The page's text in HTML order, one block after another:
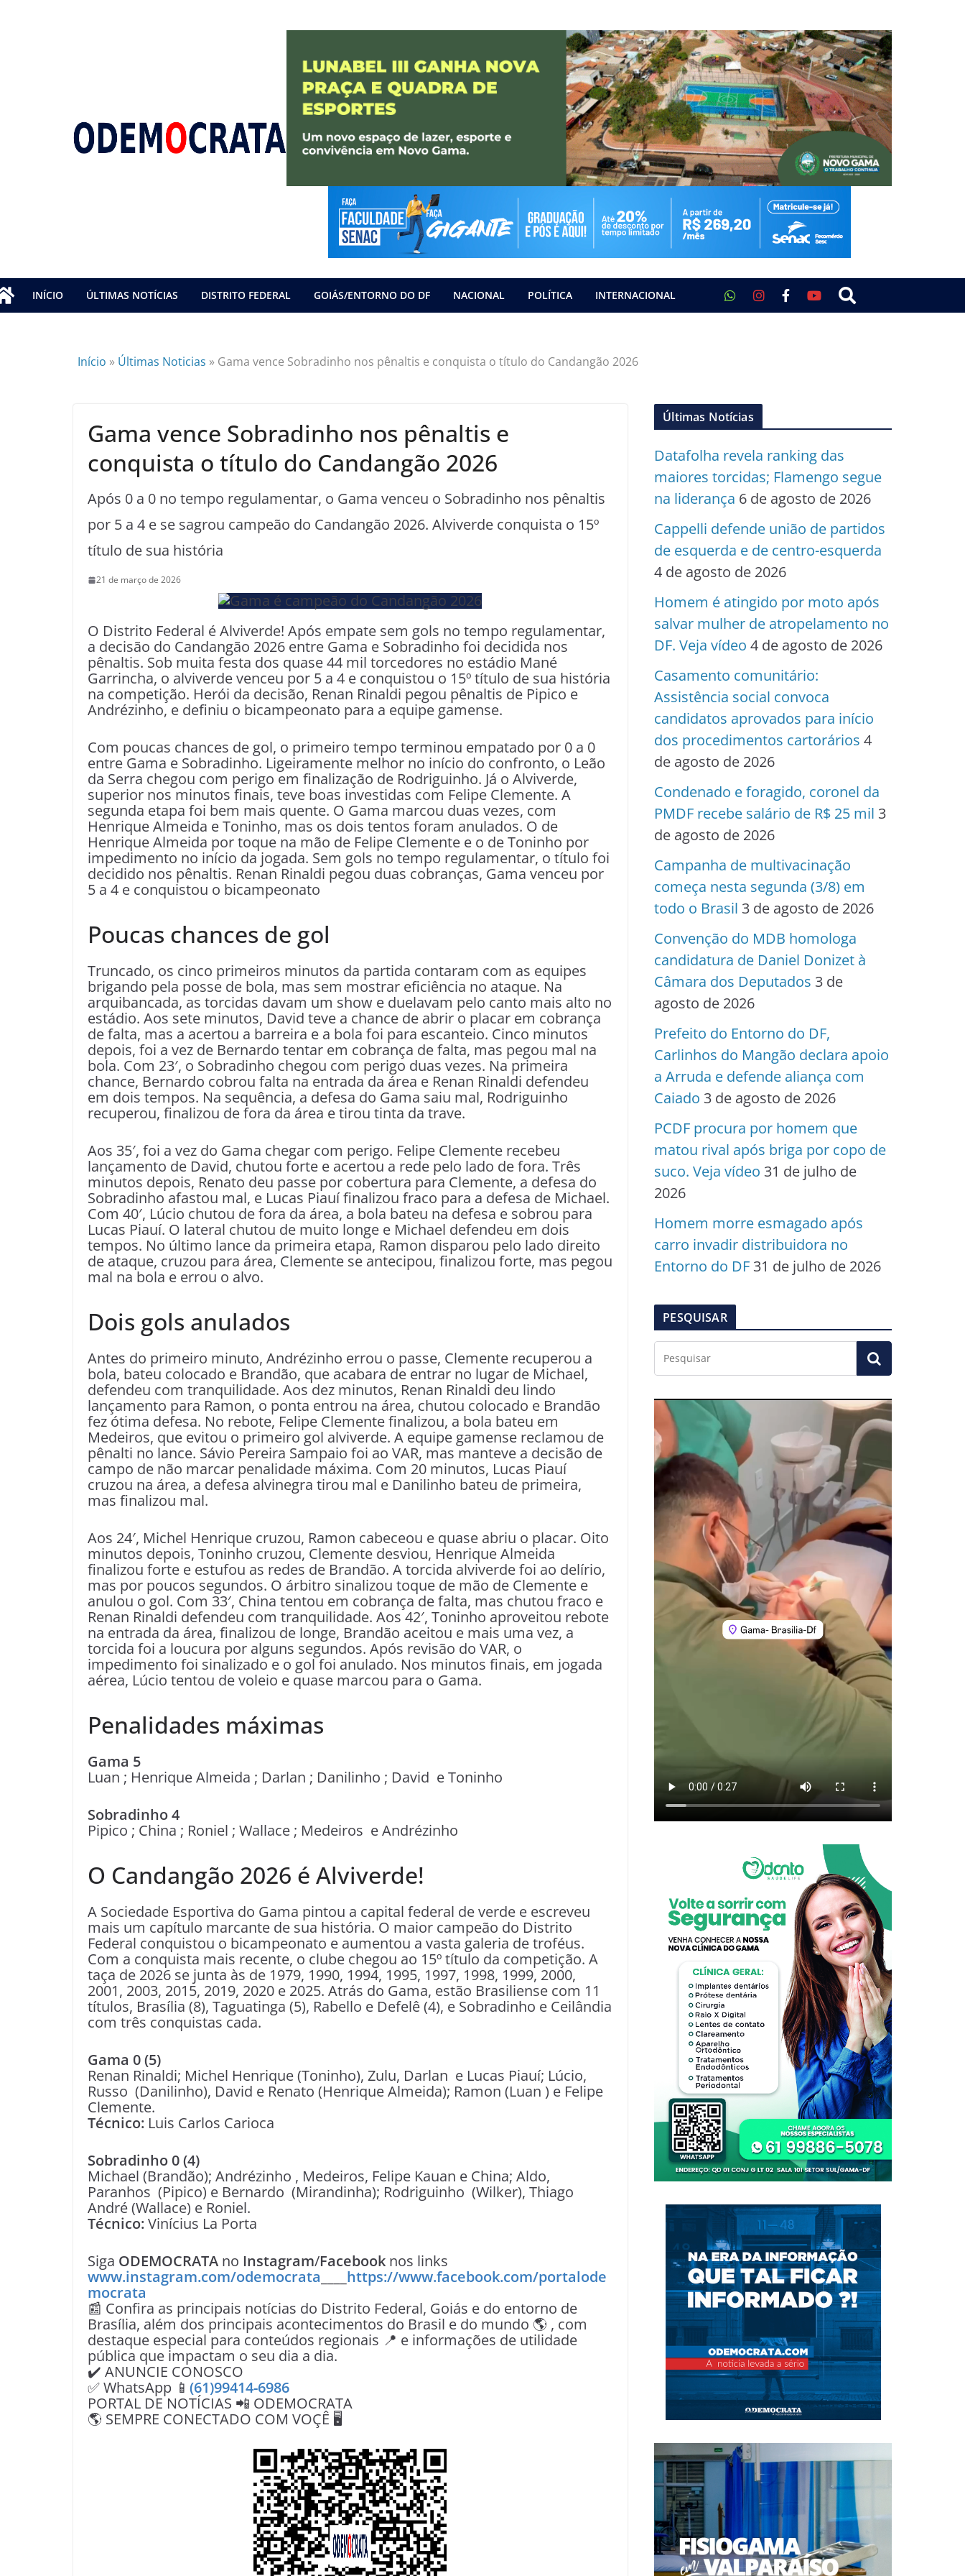
INÍCIO ÚLTIMAS NOTÍCIAS DISTRITO FEDERAL GOIÁS/ENTORNO DO DF NACIONAL POLÍTICA INTERNACIONAL
Início » Últimas Noticias » Gama vence Sobradinho nos pênaltis e conquista o título do Candangão 2026
Gama vence Sobradinho nos pênaltis e
conquista o título do Candangão 2026
Após 0 a 0 no tempo regulamentar, o Gama venceu o Sobradinho nos pênaltis
por 5 a 4 e se sagrou campeão do Candangão 2026. Alviverde conquista o 15º
título de sua história
21 de março de 2026
O Distrito Federal é Alviverde! Após empate sem gols no tempo regulamentar,
a decisão do Candangão 2026 entre Gama e Sobradinho foi decidida nos
pênaltis. Sob muita festa dos quase 44 mil torcedores no estádio Mané
Garrincha, o alviverde venceu por 5 a 4 e conquistou o 15º título de sua história
na competição. Herói da decisão, Renan Rinaldi pegou pênaltis de Pipico e
Andrézinho, e definiu o bicampeonato para a equipe gamense.
Com poucas chances de gol, o primeiro tempo terminou empatado por 0 a 0
entre Gama e Sobradinho. Ligeiramente melhor no início do confronto, o Leão
da Serra chegou com perigo em finalização de Rodriguinho. Já o Alviverde,
superior nos minutos finais, teve boas investidas com Felipe Clemente. A
segunda etapa foi bem mais quente. O Gama marcou duas vezes, com
Henrique Almeida e Toninho, mas os dois tentos foram anulados. O de
Henrique Almeida por toque na mão de Felipe Clemente e o de Toninho por
impedimento no início da jogada. Sem gols no tempo regulamentar, o título foi
decidido nos pênaltis. Renan Rinaldi pegou duas cobranças, Gama venceu por
5 a 4 e conquistou o bicampeonato
Poucas chances de gol
Truncado, os cinco primeiros minutos da partida contaram com as equipes
brigando pela posse de bola, mas sem mostrar eficiência no ataque. Na
arquibancada, as torcidas davam um show e duelavam pelo canto mais alto no
estádio. Aos sete minutos, David teve a chance de abrir o placar em cobrança
de falta, mas a acertou a barreira e a bola foi para escanteio. Cinco minutos
depois, foi a vez de Bernardo tentar em cobrança de falta, mas pegou mal na
bola. Com 23′, o Sobradinho chegou com perigo duas vezes. Na primeira
chance, Bernardo cobrou falta na entrada da área e Renan Rinaldi defendeu
em dois tempos. Na sequência, a defesa do Gama saiu mal, Rodriguinho
recuperou, finalizou de fora da área e tirou tinta da trave.
Aos 35′, foi a vez do Gama chegar com perigo. Felipe Clemente recebeu
lançamento de David, chutou forte e acertou a rede pelo lado de fora. Três
minutos depois, Renato deu passe por cobertura para Clemente, a defesa do
Sobradinho afastou mal, e Lucas Piauí finalizou fraco para a defesa de Michael.
Com 40′, Lúcio chutou de fora da área, a bola bateu na defesa e sobrou para
Lucas Piauí. O lateral chutou de muito longe e Michael defendeu em dois
tempos. No último lance da primeira etapa, Ramon disparou pelo lado direito
de ataque, cruzou para área, Clemente se antecipou, finalizou forte, mas pegou
mal na bola e errou o alvo.
Dois gols anulados
Antes do primeiro minuto, Andrézinho errou o passe, Clemente recuperou a
bola, bateu colocado e Brandão, que acabara de entrar no lugar de Michael,
defendeu com tranquilidade. Aos dez minutos, Renan Rinaldi deu lindo
lançamento para Ramon, o ponta entrou na área, chutou colocado e Brandão
fez ótima defesa. No rebote, Felipe Clemente finalizou, a bola bateu em
Medeiros, que evitou o primeiro gol alviverde. A equipe gamense reclamou de
pênalti no lance. Sávio Pereira Sampaio foi ao VAR, mas manteve a decisão de
campo de não marcar penalidade máxima. Com 20 minutos, Lucas Piauí
cruzou na área, a defesa alvinegra tirou mal e Danilinho bateu de primeira,
mas finalizou mal.
Aos 24′, Michel Henrique cruzou, Ramon cabeceou e quase abriu o placar. Oito
minutos depois, Toninho cruzou, Clemente desviou, Henrique Almeida
finalizou forte e estufou as redes de Brandão. A torcida alviverde foi ao delírio,
mas por poucos segundos. O árbitro sinalizou toque de mão de Clemente e
anulou o gol. Com 33′, China tentou em cobrança de falta, mas chutou fraco e
Renan Rinaldi defendeu com tranquilidade. Aos 42′, Toninho aproveitou rebote
na entrada da área, finalizou de longe, Brandão aceitou e mais uma vez, a
torcida foi a loucura por alguns segundos. Após revisão do VAR, o
impedimento foi sinalizado e o gol foi anulado. Nos minutos finais, em jogada
aérea, Lúcio tentou de voleio e quase marcou para o Gama.
Penalidades máximas
Gama 5
Luan ; Henrique Almeida ; Darlan ; Danilinho ; David e Toninho
Sobradinho 4
Pipico ; China ; Roniel ; Wallace ; Medeiros e Andrézinho
O Candangão 2026 é Alviverde!
A Sociedade Esportiva do Gama pintou a capital federal de verde e escreveu
mais um capítulo marcante de sua história. O maior campeão do Distrito
Federal conquistou o bicampeonato e aumentou a vasta galeria de troféus.
Com a conquista mais recente, o clube chegou ao 15º título da competição. A
taça de 2026 se junta às de 1979, 1990, 1994, 1995, 1997, 1998, 1999, 2000,
2001, 2003, 2015, 2019, 2020 e 2025. Atrás do Gama, estão Brasiliense com 11
títulos, Brasília (8), Taguatinga (5), Rabello e Defelê (4), e Sobradinho e Ceilândia
com três conquistas cada.
Gama 0 (5)
Renan Rinaldi; Michel Henrique (Toninho), Zulu, Darlan e Lucas Piauí; Lúcio,
Russo (Danilinho), David e Renato (Henrique Almeida); Ramon (Luan ) e Felipe
Clemente.
Técnico: Luis Carlos Carioca
Sobradinho 0 (4)
Michael (Brandão); Andrézinho , Medeiros, Felipe Kauan e China; Aldo,
Paranhos (Pipico) e Bernardo (Mirandinha); Rodriguinho (Wilker), Thiago
André (Wallace) e Roniel.
Técnico:Vinícius La Porta
Siga ODEMOCRATA no Instagram/Facebook nos links
www.instagram.com/odemocrata
https://www.facebook.com/portalode
mocrata
📰 Confira as principais notícias do Distrito Federal, Goiás e do entorno de
Brasília, além dos principais acontecimentos do Brasil e do mundo 🌎 , com
destaque especial para conteúdos regionais 📍 e informações de utilidade
pública que impactam o seu dia a dia.
✔️ ANUNCIE CONOSCO
✅ WhatsApp 📱 (61)99414-6986
PORTAL DE NOTÍCIAS 📲 ODEMOCRATA
🌎 SEMPRE CONECTADO COM VOÇÊ 🖥️
Últimas Notícias
Datafolha revela ranking das
maiores torcidas; Flamengo segue
na liderança 6 de agosto de 2026
Cappelli defende união de partidos
de esquerda e de centro-esquerda
4 de agosto de 2026
Homem é atingido por moto após
salvar mulher de atropelamento no
DF. Veja vídeo 4 de agosto de 2026
Casamento comunitário:
Assistência social convoca
candidatos aprovados para início
dos procedimentos cartorários 4
de agosto de 2026
Condenado e foragido, coronel da
PMDF recebe salário de R$ 25 mil 3
de agosto de 2026
Campanha de multivacinação
começa nesta segunda (3/8) em
todo o Brasil 3 de agosto de 2026
Convenção do MDB homologa
candidatura de Daniel Donizet à
Câmara dos Deputados 3 de
agosto de 2026
Prefeito do Entorno do DF,
Carlinhos do Mangão declara apoio
a Arruda e defende aliança com
Caiado 3 de agosto de 2026
PCDF procura por homem que
matou rival após briga por copo de
suco. Veja vídeo 31 de julho de
2026
Homem morre esmagado após
carro invadir distribuidora no
Entorno do DF 31 de julho de 2026
PESQUISAR